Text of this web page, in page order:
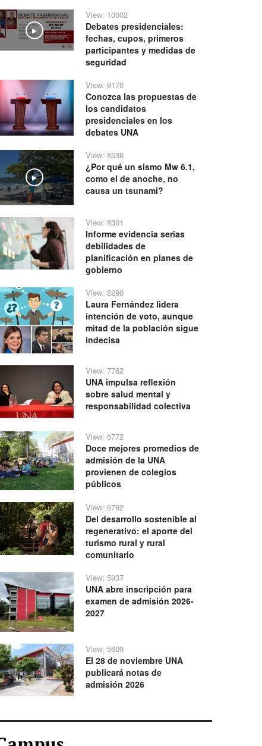
Play
View: 10002
Debates presidenciales:
fechas, cupos, primeros
participantes y medidas de
seguridad
View: 9170
Conozca las propuestas de
los candidatos
presidenciales en los
debates UNA
Play
View: 8536
¿Por qué un sismo Mw 6.1,
como el de anoche, no
causa un tsunami?
View: 8301
Informe evidencia serias
debilidades de
planificación en planes de
gobierno
View: 8290
Laura Fernández lidera
intención de voto, aunque
mitad de la población sigue
indecisa
View: 7762
UNA impulsa reflexión
sobre salud mental y
responsabilidad colectiva
View: 6772
Doce mejores promedios de
admisión de la UNA
provienen de colegios
públicos
View: 6762
Del desarrollo sostenible al
regenerativo: el aporte del
turismo rural y rural
comunitario
View: 5937
UNA abre inscripción para
examen de admisión 2026-
2027
View: 5609
El 28 de noviembre UNA
publicará notas de
admisión 2026